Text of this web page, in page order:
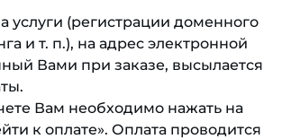
услуги (регистрации доменного
и т. п.), на адрес электронной
Вами при заказе, высылается
Вам необходимо нажать на
к оплате». Оплата проводится